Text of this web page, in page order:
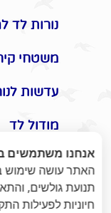
נורות לד
משטחי
עדשות
מודול לד
אביזרים
תקעים /
אנחנו משתמשים
האתר עושה שימוש
תנועת גולשים,
חיוניות לפעילות